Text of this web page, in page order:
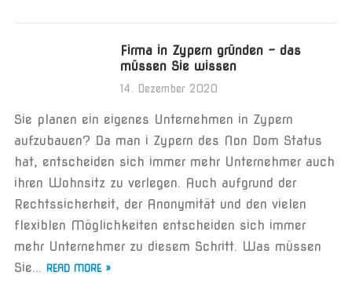
Firma in Zypern gründen – das
müssen Sie wissen
14. Dezember 2020
Sie planen ein eigenes Unternehmen in Zypern
aufzubauen? Da man i Zypern des Non Dom Status
hat, entscheiden sich immer mehr Unternehmer auch
ihren Wohnsitz zu verlegen. Auch aufgrund der
Rechtssicherheit, der Anonymität und den vielen
flexiblen Möglichkeiten entscheiden sich immer
mehr Unternehmer zu diesem Schritt. Was müssen
Sie... READ MORE »